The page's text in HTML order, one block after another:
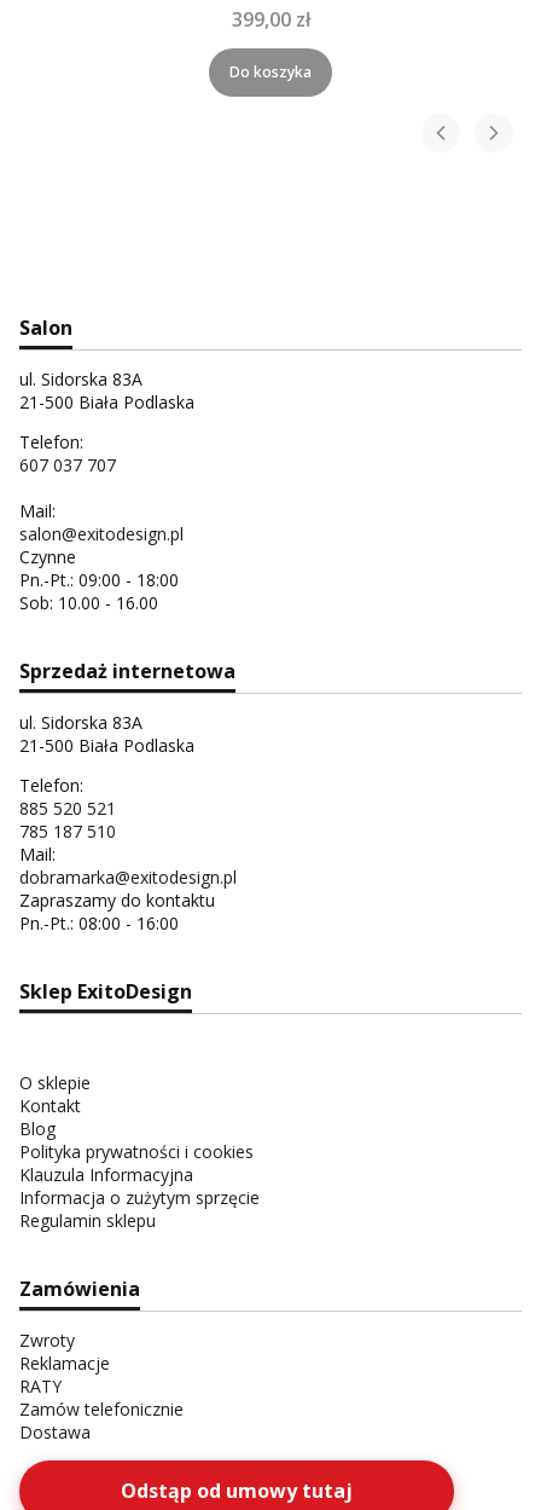
399,00 zł
Do koszyka
Salon
ul. Sidorska 83A
21-500 Biała Podlaska
Telefon:
607 037 707
Mail:
salon@exitodesign.pl
Czynne
Pn.-Pt.: 09:00 - 18:00
Sob: 10.00 - 16.00
Sprzedaż internetowa
ul. Sidorska 83A
21-500 Biała Podlaska
Telefon:
885 520 521
785 187 510
Mail:
dobramarka@exitodesign.pl
Zapraszamy do kontaktu
Pn.-Pt.: 08:00 - 16:00
Sklep ExitoDesign
O sklepie
Kontakt
Blog
Polityka prywatności i cookies
Klauzula Informacyjna
Informacja o zużytym sprzęcie
Regulamin sklepu
Zamówienia
Zwroty
Reklamacje
RATY
Zamów telefonicznie
Dostawa
Odstąp od umowy tutaj